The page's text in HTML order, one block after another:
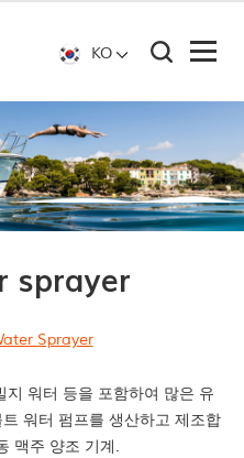
KO
sprayer
Sprayer
워터 등을 포함하여 많은 유
워터 펌프를 생산하고 제조합
맥주 양조 기계.